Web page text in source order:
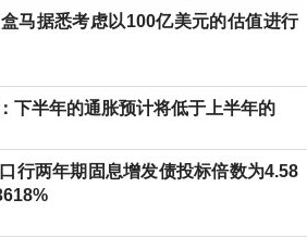
马据悉考虑以100亿美元的估值进行
下半年的通胀预计将低于上半年的
行两年期固息增发债投标倍数为4.58